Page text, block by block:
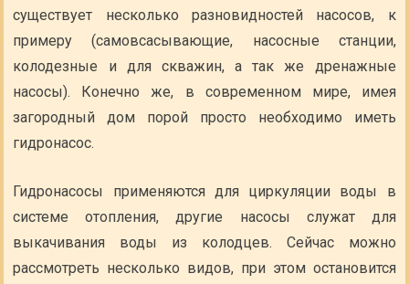
существует несколько разновидностей насосов, к
примеру (самовсасывающие, насосные станции,
колодезные и для скважин, а так же дренажные
насосы). Конечно же, в современном мире, имея
загородный дом порой просто необходимо иметь
гидронасос.
Гидронасосы применяются для циркуляции воды в
системе отопления, другие насосы служат для
выкачивания воды из колодцев. Сейчас можно
рассмотреть несколько видов, при этом остановится